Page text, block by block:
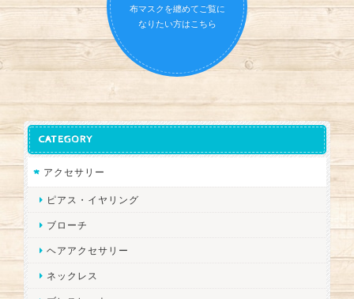
布マスクを纏めてご覧に
なりたい方はこちら
CATEGORY
アクセサリー
ピアス・イヤリング
ブローチ
ヘアアクセサリー
ネックレス